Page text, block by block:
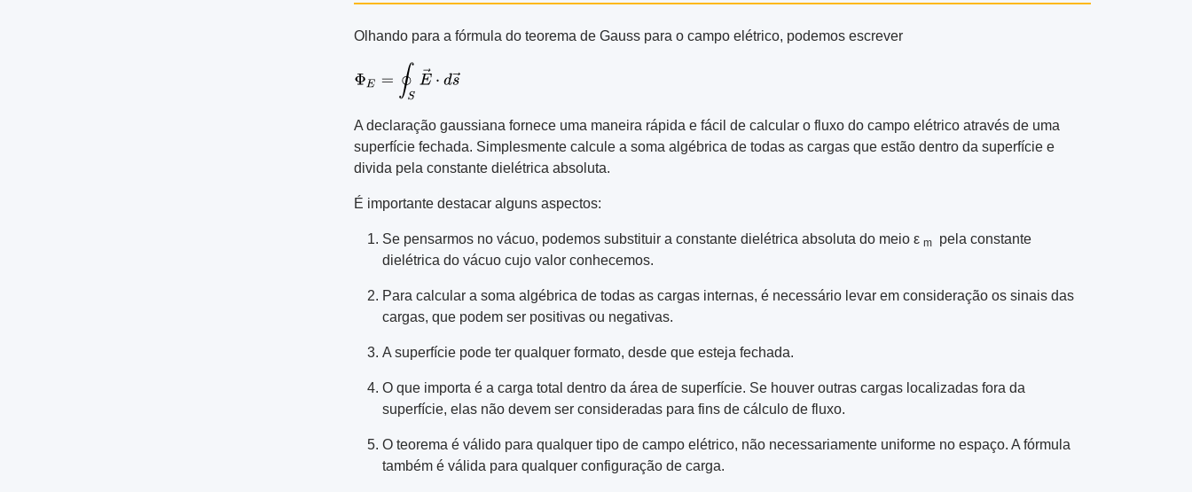
Olhando para a fórmula do teorema de Gauss para o campo elétrico, podemos escrever
A declaração gaussiana fornece uma maneira rápida e fácil de calcular o fluxo do campo elétrico através de uma
superfície fechada. Simplesmente calcule a soma algébrica de todas as cargas que estão dentro da superfície e
divida pela constante dielétrica absoluta.
É importante destacar alguns aspectos:
Se pensarmos no vácuo, podemos substituir a constante dielétrica absoluta do meio ε m
pela constante
dielétrica do vácuo cujo valor conhecemos.
Para calcular a soma algébrica de todas as cargas internas, é necessário levar em consideração os sinais das
cargas, que podem ser positivas ou negativas.
A superfície pode ter qualquer formato, desde que esteja fechada.
O que importa é a carga total dentro da área de superfície. Se houver outras cargas localizadas fora da
superfície, elas não devem ser consideradas para fins de cálculo de fluxo.
O teorema é válido para qualquer tipo de campo elétrico, não necessariamente uniforme no espaço. A fórmula
também é válida para qualquer configuração de carga.